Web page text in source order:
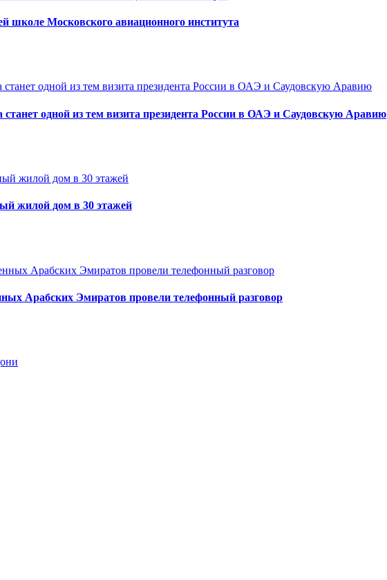
школе Московского авиационного института
одной из тем визита президента России в ОАЭ и Саудовскую Аравию
жилой дом в 30 этажей
Арабских Эмиратов провели телефонный разговор